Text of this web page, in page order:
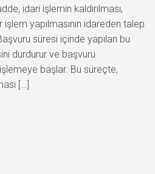
idari işlemin kaldırılması,
yapılmasının idareden talep
süresi içinde yapılan bu
durdurur ve başvuru
başlar. Bu süreçte,
[…]